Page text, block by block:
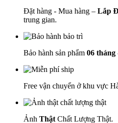
Đặt hàng - Mua hàng – Lắp
trung gian.
Bảo hành sản phẩm 06 tháng
Free vận chuyển ở khu vực
Ảnh Thật Chất Lượng Thật.